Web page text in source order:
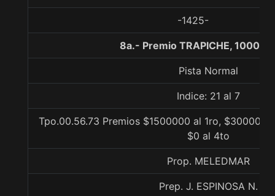
-1425-
8a.- Premio TRAPICHE, 1000
Pista Normal
Indice: 21 al 7
Tpo.00.56.73 Premios $1500000 al 1ro, $300000
$0 al 4to
Prop. MELEDMAR
Prep. J. ESPINOSA N.